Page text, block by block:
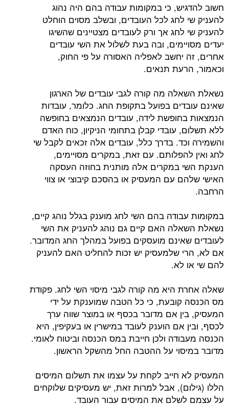
חשוב להדגיש, כי במקומות עבודה בהם היה נהוג
להעניק שי לחג לכל העובדים, ובשלב מסוים הוחלט
להעניק שי לחג אך ורק לעובדים מצטיינים שהשיגו
יעדים מסויימים, ובה בעת לשלול את השי עובדים
אחרים, זה יחשב לאפליה האסורה על פי החוק,
וכאמור, הרעת תנאים.
נשאלת השאלה מה קורה לגבי עובדים של הארגון
שאינם עובדים בפועל בתקופת החג. כלומר, עובדות
הנמצאות בחופשת לידה, עובדים הנמצאים בחופשה
ללא תשלום, עובדי קבלן בתחומי הניקיון, כוח האדם
והשמירה וכד. בדרך כלל, עובדים אלה זכאים לקבל שי
לחג ואין להפלותם. עם זאת, במקרים מסויימים,
הענקת השי במקרים אלה מותנית בחוזה העסקה
האישי שלהם עם המעסיק או בהסכם קיבוצי או צווי
הרחבה.
במקומות עבודה בהם השי לחג מוענק בגלל נוהג קיים,
נשאלת השאלה האם קיים גם נוהג להעניק את השי
לעובדים שאינם מועסקים בפועל במהלך החג המדובר.
אם לא, הרי שלמעסיק יש זכות להחליט האם להעניק
להם שי או לא.
שאלה אחרת היא מה קורה לגבי מיסוי השי לחג. פקודת
מס הכנסה קובעת, כי כל הטבה שמוענקת על ידי
המעסיק, בין אם מדובר בכסף או במוצר שווה ערך
לכסף, ובין אם הוענק לעובד במישרין או בעקיפין, היא
הכנסה מעבודה ולכן חייבת במס הכנסה וביטוח לאומי.
מדובר במיסוי על ההטבה החל מהשקל הראשון.
המעסיק לא חייב לקחת על עצמו את תשלום המיסים
הללו (גילום), אבל למרות זאת, יש מעסיקים שלוקחים
על עצמם לשלם את המיסים עבור העובד.